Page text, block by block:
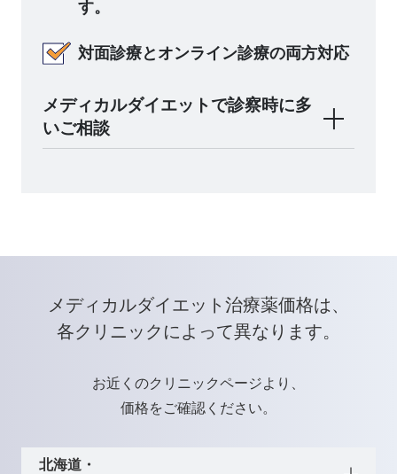
す。
対面診療とオンライン診療の両方対応
メディカルダイエットで診察時に多
いご相談
メディカルダイエット治療薬価格は、
各クリニックによって異なります。
お近くのクリニックページより、
価格をご確認ください。
北海道・